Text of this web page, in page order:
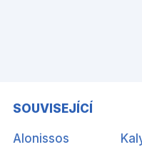
SOUVISEJÍCÍ
Alonissos